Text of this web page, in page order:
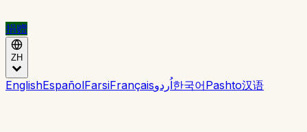
捐赠
ZH
EnglishEspañolFarsiFrançaisاُردو한국어Pashto汉语